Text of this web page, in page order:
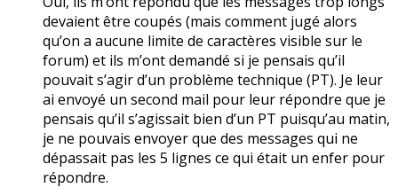
devaient être coupés (mais comment jugé alors
qu’on a aucune limite de caractères visible sur le
forum) et ils m’ont demandé si je pensais qu’il
pouvait s’agir d’un problème technique (PT). Je leur
ai envoyé un second mail pour leur répondre que je
pensais qu’il s’agissait bien d’un PT puisqu’au matin,
je ne pouvais envoyer que des messages qui ne
dépassait pas les 5 lignes ce qui était un enfer pour
répondre.